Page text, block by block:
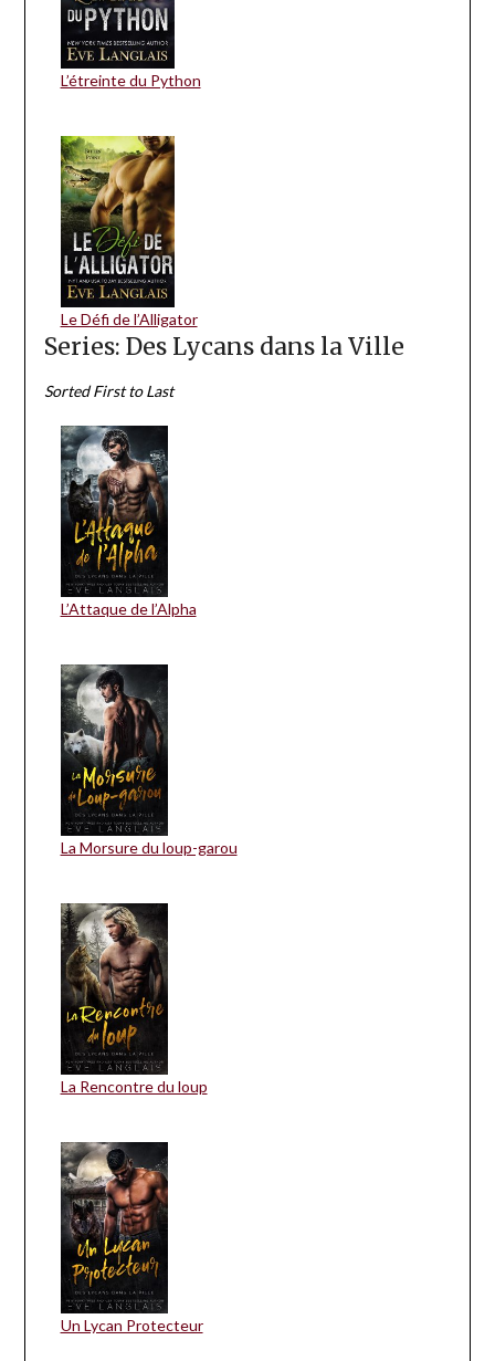
L’étreinte du Python
Le Défi de l’Alligator
Series: Des Lycans dans la Ville
Sorted First to Last
L’Attaque de l’Alpha
La Morsure du loup-garou
La Rencontre du loup
Un Lycan Protecteur